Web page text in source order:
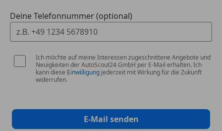
Deine Telefonnummer (optional)
Ich möchte auf meine Interessen zugeschnittene Angebote und
Neuigkeiten der AutoScout24 GmbH per E-Mail erhalten. Ich
kann diese Einwilligung jederzeit mit Wirkung für die Zukunft
widerrufen.
E-Mail senden